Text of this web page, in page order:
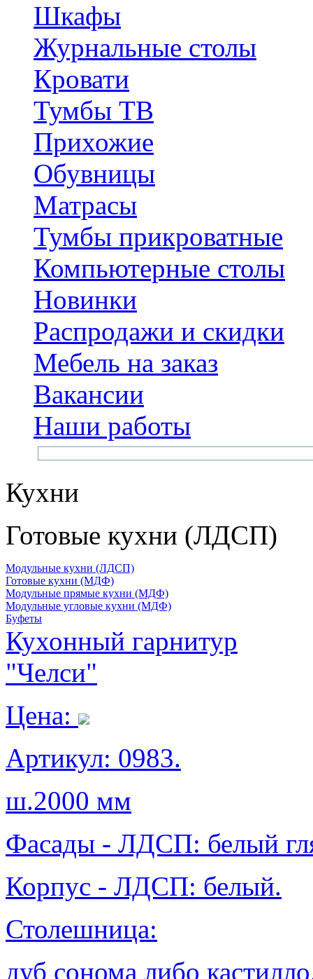
Шкафы
Журнальные столы
Кровати
Тумбы ТВ
Прихожие
Обувницы
Матрасы
Тумбы прикроватные
Компьютерные столы
Новинки
Распродажи и скидки
Мебель на заказ
Вакансии
Наши работы
Кухни
Готовые кухни (ЛДСП)
Модульные кухни (ЛДСП)
Готовые кухни (МДФ)
Модульные прямые кухни (МДФ)
Модульные угловые кухни (МДФ)
Буфеты
Кухонный гарнитур
"Челси"
Цена:
Артикул: 0983.
ш.2000 мм
Фасады - ЛДСП: белый
Корпус - ЛДСП: белый.
Столешница:
дуб сонома либо